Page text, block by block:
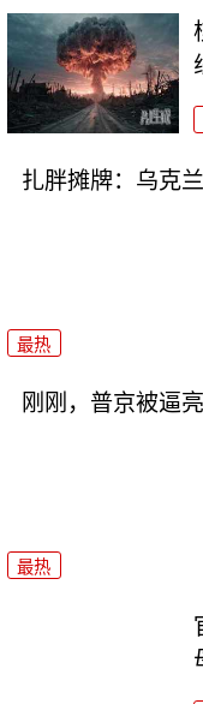
扎胖摊牌：乌克
最热
刚刚，普京被逼
最热